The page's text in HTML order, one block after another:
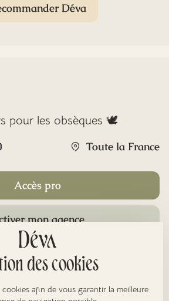
Déva
pour les obsèques 🕊️
Toute la France
Accès pro
mon agence
des cookies
afin de vous garantir la meilleure